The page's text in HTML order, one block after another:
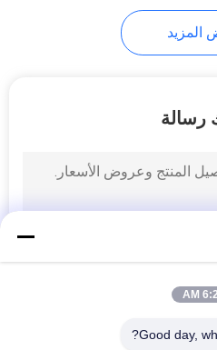
الكربونالمزيد
رسالة
6:26
Good day,